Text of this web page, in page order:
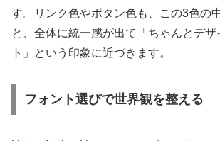
す。リンク色やボタン色も、この3色の
と、全体に統一感が出て「ちゃんとデザ
ト」という印象に近づきます。
フォント選びで世界観を整える